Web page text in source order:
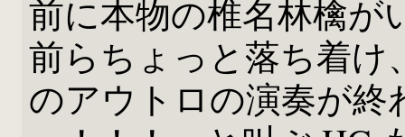
前に本物の椎名林檎が
前らちょっと落ち着け
のアウトロの演奏が